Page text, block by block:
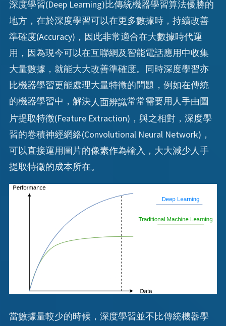
深度學習(Deep Learning)比傳統機器學習算法優勝的
地方，在於深度學習可以在更多數據時，持續改善
準確度(Accuracy)，因此非常適合在大數據時代運
用，因為現今可以在互聯網及智能電話應用中收集
大量數據，就能大大改善準確度。同時深度學習亦
比機器學習更能處理大量特徵的問題，例如在傳統
的機器學習中，解決人面辨識常常需要用人手由圖
片提取特徵(Feature Extraction)，與之相對，深度學
習的卷積神經網絡(Convolutional Neural Network)，
可以直接運用圖片的像素作為輸入，大大減少人手
提取特徵的成本所在。
當數據量較少的時候，深度學習並不比傳統機器學